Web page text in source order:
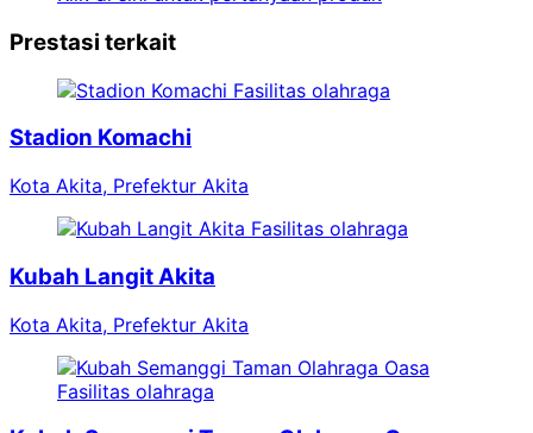
Prestasi terkait
Fasilitas olahraga
Stadion Komachi
Kota Akita, Prefektur Akita
Fasilitas olahraga
Kubah Langit Akita
Kota Akita, Prefektur Akita
Fasilitas olahraga